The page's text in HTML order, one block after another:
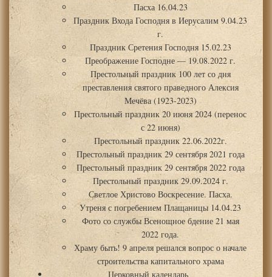
Пасха 16.04.23
Праздник Входа Господня в Иерусалим 9.04.23
г.
Праздник Сретения Господня 15.02.23
Преображение Господне — 19.08.2022 г.
Престольный праздник 100 лет со дня
преставления святого праведного Алексия
Мечёва (1923-2023)
Престольный праздник 20 июня 2024 (перенос
с 22 июня)
Престольный праздник 22.06.2022г.
Престольный праздник 29 сентября 2021 года
Престольный праздник 29 сентября 2022 года
Престольный праздник 29.09.2024 г.
Светлое Христово Воскресение. Пасха.
Утреня с погребением Плащаницы 14.04.23
Фото со службы Всенощное бдение 21 мая
2022 года.
Храму быть! 9 апреля решался вопрос о начале
строительства капитального храма
Церковный календарь